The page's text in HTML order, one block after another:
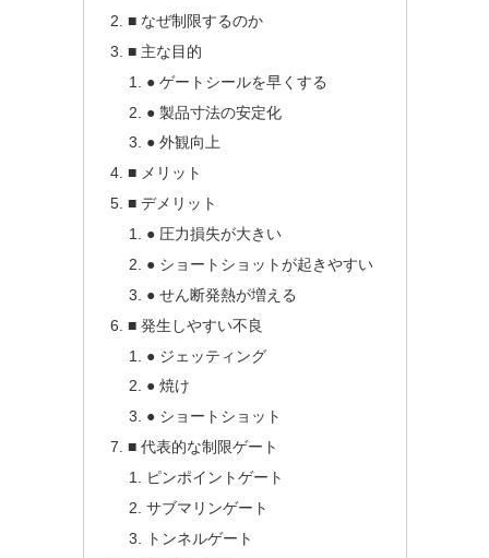
■ なぜ制限するのか
■ 主な目的
● ゲートシールを早くする
● 製品寸法の安定化
● 外観向上
■ メリット
■ デメリット
● 圧力損失が大きい
● ショートショットが起きやすい
● せん断発熱が増える
■ 発生しやすい不良
● ジェッティング
● 焼け
● ショートショット
■ 代表的な制限ゲート
ピンポイントゲート
サブマリンゲート
トンネルゲート